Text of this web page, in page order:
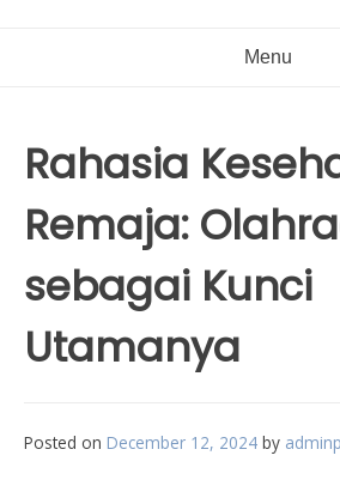
Menu
Rahasia
Remaja:
sebagai Kunci
Utamanya
Posted on December 12, 2024 by